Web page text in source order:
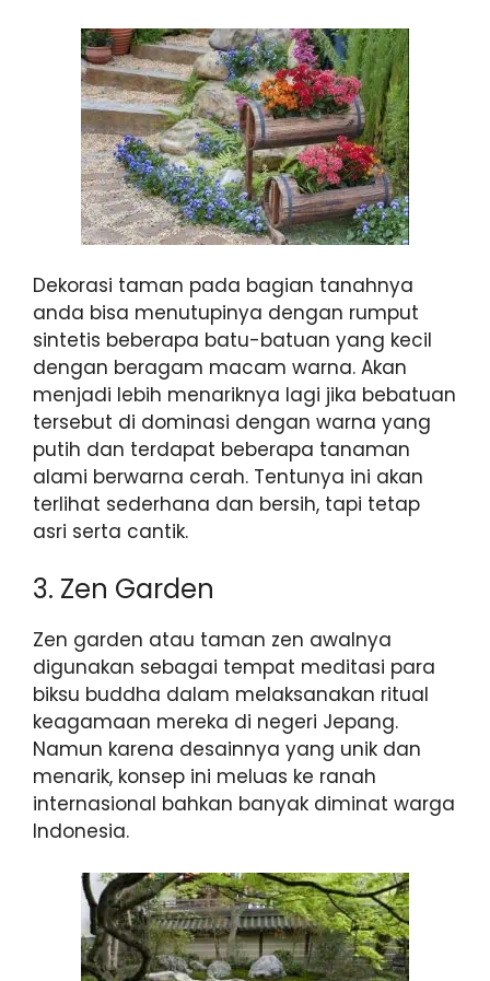
Dekorasi taman pada bagian tanahnya
anda bisa menutupinya dengan rumput
sintetis beberapa batu-batuan yang kecil
dengan beragam macam warna. Akan
menjadi lebih menariknya lagi jika bebatuan
tersebut di dominasi dengan warna yang
putih dan terdapat beberapa tanaman
alami berwarna cerah. Tentunya ini akan
terlihat sederhana dan bersih, tapi tetap
asri serta cantik.
3. Zen Garden
Zen garden atau taman zen awalnya
digunakan sebagai tempat meditasi para
biksu buddha dalam melaksanakan ritual
keagamaan mereka di negeri Jepang.
Namun karena desainnya yang unik dan
menarik, konsep ini meluas ke ranah
internasional bahkan banyak diminat warga
Indonesia.